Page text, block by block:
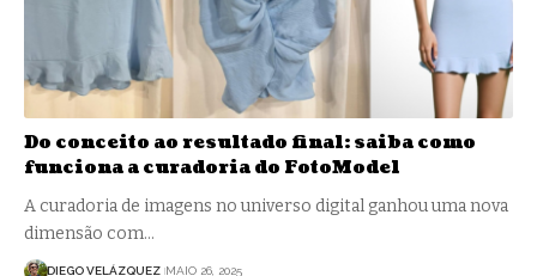
Do conceito ao resultado final: saiba como
funciona a curadoria do FotoModel
A curadoria de imagens no universo digital ganhou uma nova
dimensão com…
DIEGO VELÁZQUEZ MAIO 26, 2025